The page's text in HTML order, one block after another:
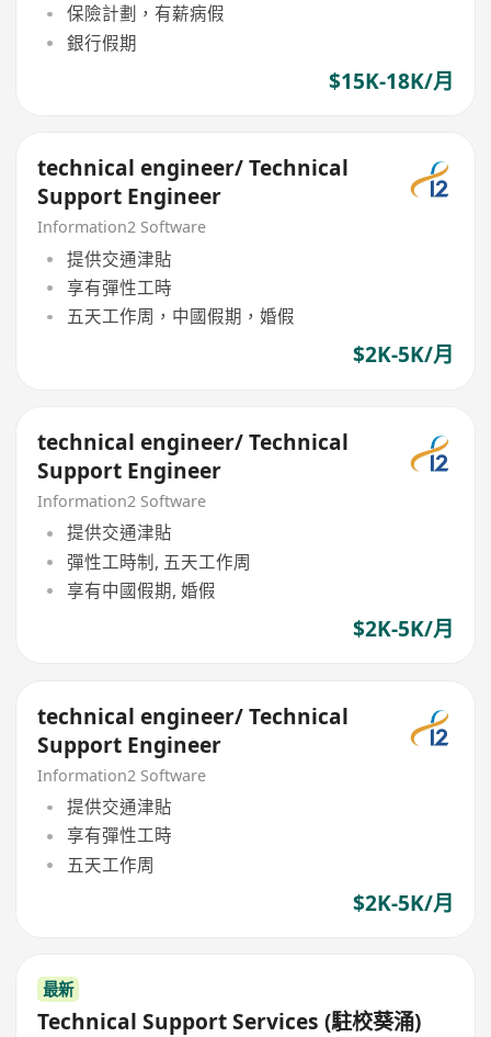
保險計劃，有薪病假
銀行假期
$15K-18K/月
technical engineer/ Technical
Support Engineer
Information2 Software
提供交通津貼
享有彈性工時
五天工作周，中國假期，婚假
$2K-5K/月
technical engineer/ Technical
Support Engineer
Information2 Software
提供交通津貼
彈性工時制, 五天工作周
享有中國假期, 婚假
$2K-5K/月
technical engineer/ Technical
Support Engineer
Information2 Software
提供交通津貼
享有彈性工時
五天工作周
$2K-5K/月
最新
Technical Support Services (駐校葵涌)